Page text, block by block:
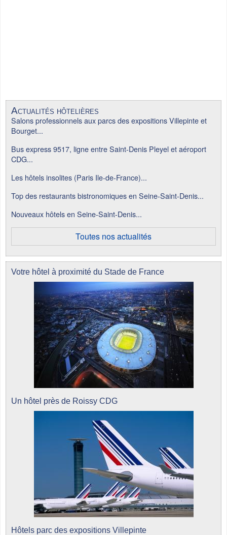
Actualités hôtelières
Salons professionnels aux parcs des expositions Villepinte et
Bourget...
Bus express 9517, ligne entre Saint-Denis Pleyel et aéroport
CDG...
Les hôtels insolites (Paris Ile-de-France)...
Top des restaurants bistronomiques en Seine-Saint-Denis...
Nouveaux hôtels en Seine-Saint-Denis...
Toutes nos actualités
Votre hôtel à proximité du Stade de France
Un hôtel près de Roissy CDG
Hôtels parc des expositions Villepinte